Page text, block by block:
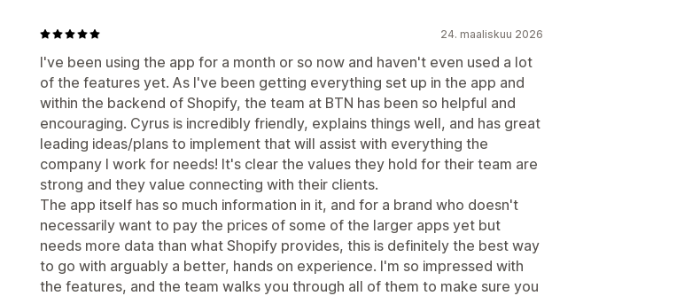
24. maaliskuu 2026
I've been using the app for a month or so now and haven't even used a lot
of the features yet. As I've been getting everything set up in the app and
within the backend of Shopify, the team at BTN has been so helpful and
encouraging. Cyrus is incredibly friendly, explains things well, and has great
leading ideas/plans to implement that will assist with everything the
company I work for needs! It's clear the values they hold for their team are
strong and they value connecting with their clients.
The app itself has so much information in it, and for a brand who doesn't
necessarily want to pay the prices of some of the larger apps yet but
needs more data than what Shopify provides, this is definitely the best way
to go with arguably a better, hands on experience. I'm so impressed with
the features, and the team walks you through all of them to make sure you